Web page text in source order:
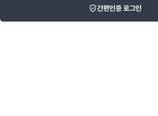
간편인증 로그인